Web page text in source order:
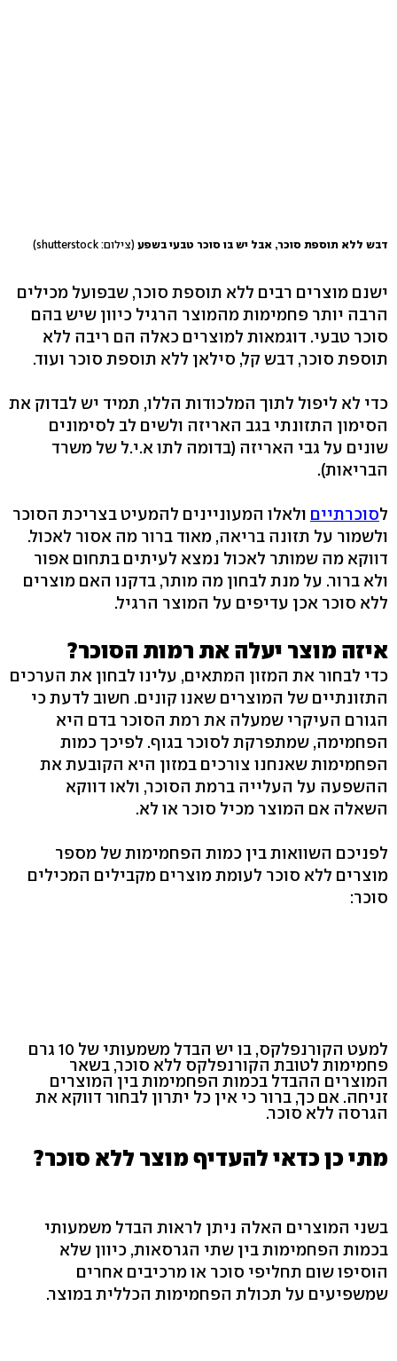
דבש ללא תוספת סוכר, אבל יש בו סוכר טבעי בשפע (צילום: shutterstock)
ישנם מוצרים רבים ללא תוספת סוכר, שבפועל מכילים
הרבה יותר פחמימות מהמוצר הרגיל כיוון שיש בהם
סוכר טבעי. דוגמאות למוצרים כאלה הם ריבה ללא
תוספת סוכר, דבש קל, סילאן ללא תוספת סוכר ועוד.
כדי לא ליפול לתוך המלכודות הללו, תמיד יש לבדוק את
הסימון התזונתי בגב האריזה ולשים לב לסימונים
שונים על גבי האריזה (בדומה לתו א.י.ל של משרד
הבריאות).
לסוכרתיים ולאלו המעוניינים להמעיט בצריכת הסוכר
ולשמור על תזונה בריאה, מאוד ברור מה אסור לאכול.
דווקא מה שמותר לאכול נמצא לעיתים בתחום אפור
ולא ברור. על מנת לבחון מה מותר, בדקנו האם מוצרים
ללא סוכר אכן עדיפים על המוצר הרגיל.
איזה מוצר יעלה את רמות הסוכר?
כדי לבחור את המזון המתאים, עלינו לבחון את הערכים
התזונתיים של המוצרים שאנו קונים. חשוב לדעת כי
הגורם העיקרי שמעלה את רמת הסוכר בדם היא
הפחמימה, שמתפרקת לסוכר בגוף. לפיכך כמות
הפחמימות שאנחנו צורכים במזון היא הקובעת את
ההשפעה על העלייה ברמת הסוכר, ולאו דווקא
השאלה אם המוצר מכיל סוכר או לא.
לפניכם השוואות בין כמות הפחמימות של מספר
מוצרים ללא סוכר לעומת מוצרים מקבילים המכילים
סוכר:
למעט הקורנפלקס, בו יש הבדל משמעותי של 10 גרם
פחמימות לטובת הקורנפלקס ללא סוכר, בשאר
המוצרים ההבדל בכמות הפחמימות בין המוצרים
זניחה. אם כך, ברור כי אין כל יתרון לבחור דווקא את
הגרסה ללא סוכר.
מתי כן כדאי להעדיף מוצר ללא סוכר?
בשני המוצרים האלה ניתן לראות הבדל משמעותי
בכמות הפחמימות בין שתי הגרסאות, כיוון שלא
הוסיפו שום תחליפי סוכר או מרכיבים אחרים
שמשפיעים על תכולת הפחמימות הכללית במוצר.